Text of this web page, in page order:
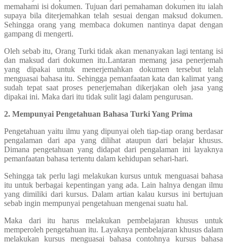
memahami isi dokumen. Tujuan dari pemahaman dokumen itu ialah
supaya bila diterjemahkan telah sesuai dengan maksud dokumen.
Sehingga orang yang membaca dokumen nantinya dapat dengan
gampang di mengerti.
Oleh sebab itu, Orang Turki tidak akan menanyakan lagi tentang isi
dan maksud dari dokumen itu.Lantaran memang jasa penerjemah
yang dipakai untuk menerjemahkan dokumen tersebut telah
menguasai bahasa itu. Sehingga pemanfaatan kata dan kalimat yang
sudah tepat saat proses penerjemahan dikerjakan oleh jasa yang
dipakai ini. Maka dari itu tidak sulit lagi dalam pengurusan.
2. Mempunyai Pengetahuan Bahasa Turki Yang Prima
Pengetahuan yaitu ilmu yang dipunyai oleh tiap-tiap orang berdasar
pengalaman dari apa yang dilihat ataupun dari belajar khusus.
Dimana pengetahuan yang didapat dari pengalaman ini layaknya
pemanfaatan bahasa tertentu dalam kehidupan sehari-hari.
Sehingga tak perlu lagi melakukan kursus untuk menguasai bahasa
itu untuk berbagai kepentingan yang ada. Lain halnya dengan ilmu
yang dimiliki dari kursus. Dalam artian kalau kursus ini bertujuan
sebab ingin mempunyai pengetahuan mengenai suatu hal.
Maka dari itu harus melakukan pembelajaran khusus untuk
memperoleh pengetahuan itu. Layaknya pembelajaran khusus dalam
melakukan kursus menguasai bahasa contohnya kursus bahasa